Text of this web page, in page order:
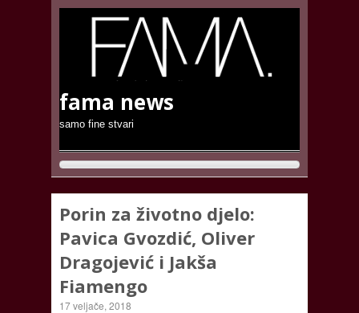
fama news
samo fine stvari
Porin za životno djelo:
Pavica Gvozdić, Oliver
Dragojević i Jakša
Fiamengo
17 veljače, 2018